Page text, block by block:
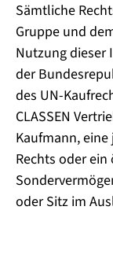
Sämtliche
Gruppe und
Nutzung dieser
der
des UN-
CLASSEN
Kaufmann,
Rechts oder
oder Sitz im